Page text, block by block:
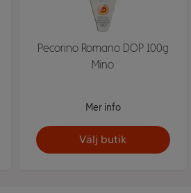
Pecorino Romano DOP 100g
Mino
Mer info
Välj butik